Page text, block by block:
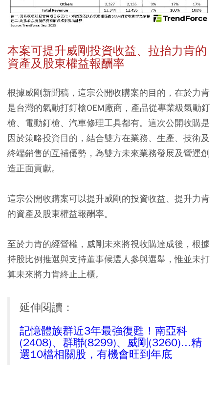
本案可提升威剛投資收益、拉抬力肯的
資產及股東權益報酬率
根據威剛新聞稿，這宗公開收購案的目的，在於力肯
是台灣的氣動打釘槍OEM廠商， 產品從專業級氣動釘
槍、電動釘槍、汽車修理工具都有。這次公開收購是
因於策略投資目的，結合雙方在業務、生產、技術及
終端銷售的互補優勢，為雙方未來業務發展及營運創
造正面貢獻。
這宗公開收購案可以提升威剛的投資收益、提升力肯
的資產及股東權益報酬率。
至於力肯的經營權，威剛未來將視收購達成後，根據
持股比例推選與支持董事候選人參與選舉，惟並未打
算未來將力肯終止上櫃。
延伸閱讀：
記憶體族群近3年最強復甦！南亞科
(2408)、群聯(8299)、威剛(3260)...精
選10檔相關股，有機會旺到年底